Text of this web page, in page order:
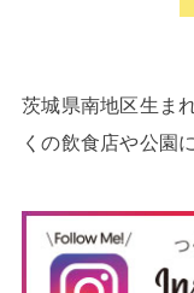
茨城県南地区生ま
くの飲食店や公園